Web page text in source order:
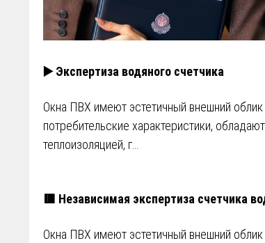
▶️ Экспертиза водяного счетчика
Окна ПВХ имеют эстетичный внешний облик
потребительские характеристики,
теплоизоляцией, г…
🟥 Независимая экспертиза счетчика
Окна ПВХ имеют эстетичный внешний облик